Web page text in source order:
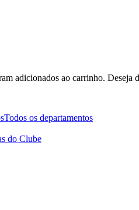
adicionados ao carrinho. Deseja
Todos os departamentos
do Clube